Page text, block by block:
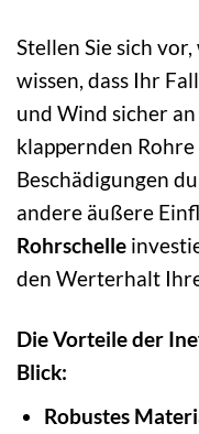
Stellen Sie sich
wissen, dass Ihr
und Wind sicher
klappernden
Beschädigungen
andere äußere
Rohrschelle
den Werterhalt
Die Vorteile der
Blick:
Robustes